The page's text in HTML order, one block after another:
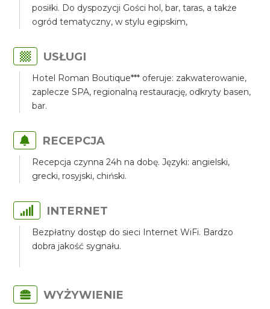
posiłki. Do dyspozycji Gości hol, bar, taras, a także
ogród tematyczny, w stylu egipskim,
USŁUGI
Hotel Roman Boutique*** oferuje: zakwaterowanie,
zaplecze SPA, regionalną restaurację, odkryty basen,
bar.
RECEPCJA
Recepcja czynna 24h na dobę. Języki: angielski,
grecki, rosyjski, chiński.
INTERNET
Bezpłatny dostęp do sieci Internet WiFi. Bardzo
dobra jakość sygnału.
WYŻYWIENIE